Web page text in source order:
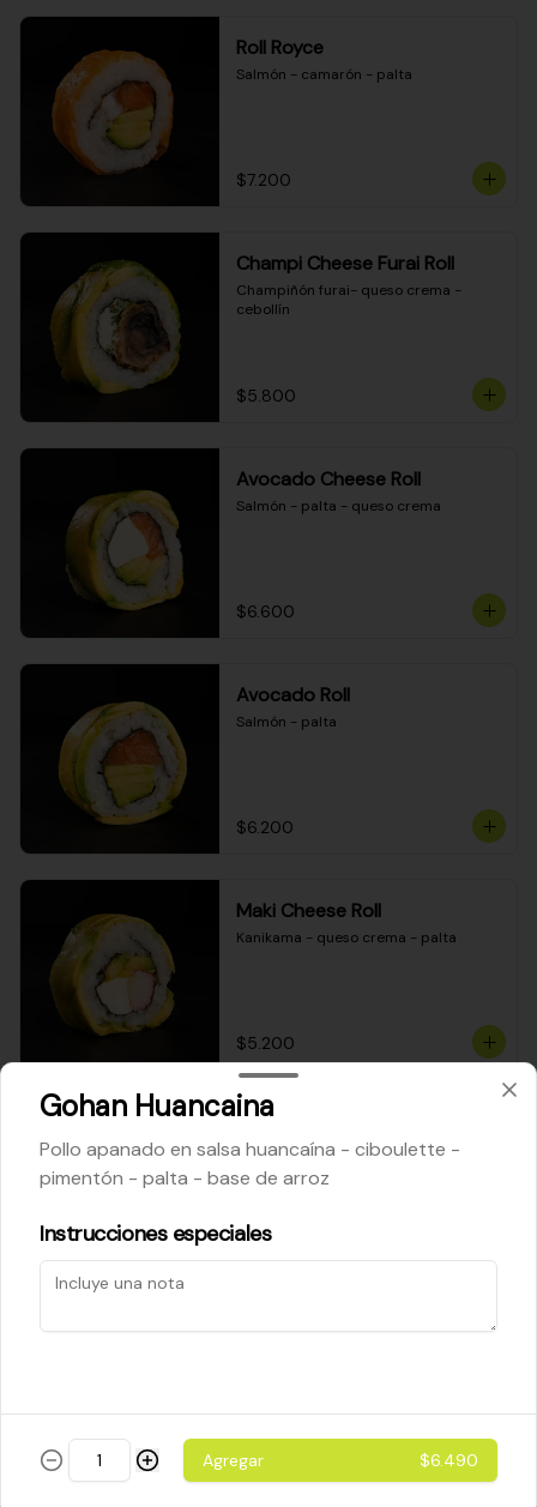
Roll Royce
Salmón - camarón - palta
$7.200
Champi Cheese Furai Roll
Champiñón furai- queso crema -
cebollín
$5.800
Avocado Cheese Roll
Salmón - palta - queso crema
$6.600
Avocado Roll
Salmón - palta
$6.200
Maki Cheese Roll
Kanikama - queso crema - palta
$5.200
Queso crema - palta - cebollín
$5.200
$5.800
Gohan Huancaina
Pollo apanado en salsa huancaína - ciboulette -
pimentón - palta - base de arroz
Instrucciones especiales
Agregar $6.490